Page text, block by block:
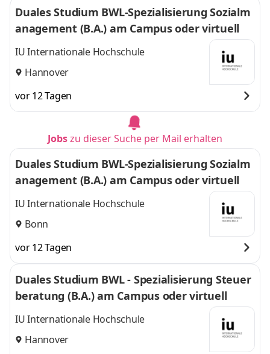
Duales Studium BWL-Spezialisierung Sozialm
anagement (B.A.) am Campus oder virtuell
IU Internationale Hochschule
Hannover
vor 12 Tagen
Jobszu dieser Suche per Mail erhalten
Duales Studium BWL-Spezialisierung Sozialm
anagement (B.A.) am Campus oder virtuell
IU Internationale Hochschule
Bonn
vor 12 Tagen
Duales Studium BWL - Spezialisierung Steuer
beratung (B.A.) am Campus oder virtuell
IU Internationale Hochschule
Hannover